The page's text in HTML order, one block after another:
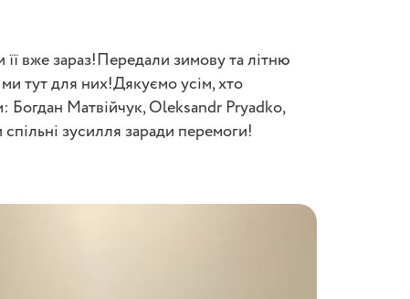
вже зараз!Передали зимову та літню
тут для них!Дякуємо усім, хто
Богдан Матвійчук, Oleksandr Pryadko,
зусилля заради перемоги!